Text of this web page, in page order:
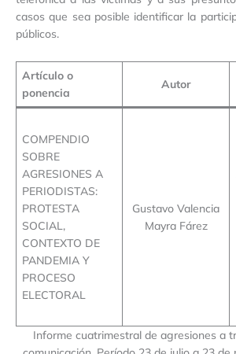
casos que sea posible identificar la
públicos.
Artículo o
ponencia
Autor
COMPENDIO
SOBRE
AGRESIONES A
PERIODISTAS:
PROTESTA
SOCIAL,
CONTEXTO DE
PANDEMIA Y
PROCESO
ELECTORAL
Gustavo Valencia
Mayra Fárez
Informe cuatrimestral de agresiones a